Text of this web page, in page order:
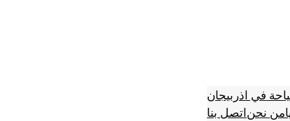
في اذربيجان
من نحناتصل بنا